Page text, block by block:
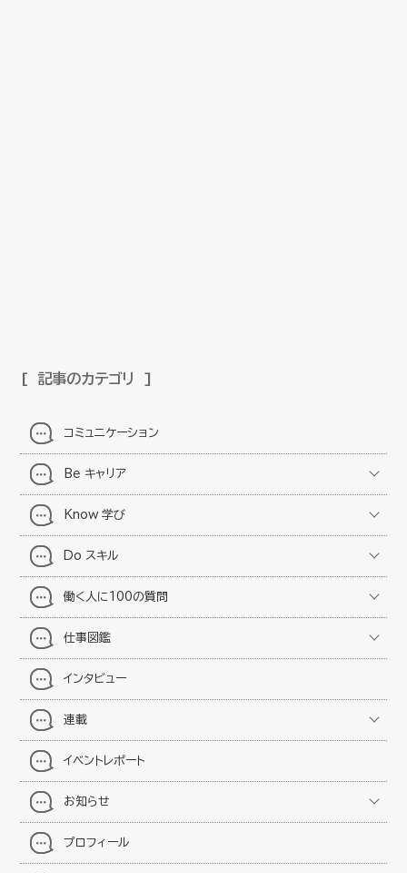
記事のカテゴリ
コミュニケーション
Be キャリア
Know 学び
Do スキル
働く人に100の質問
仕事図鑑
インタビュー
連載
イベントレポート
お知らせ
プロフィール